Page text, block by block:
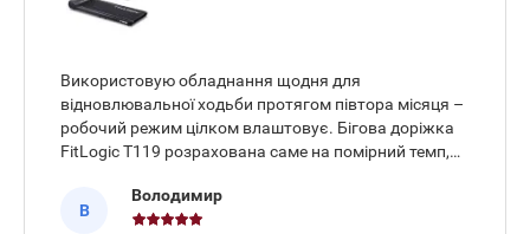
Використовую обладнання щодня для
відновлювальної ходьби протягом півтора місяця –
робочий режим цілком влаштовує. Бігова доріжка
FitLogic T119 розрахована саме на помірний темп,
регулювати інтенсивність руху від повільного кроку
до активного. Встанов
В
Володимир